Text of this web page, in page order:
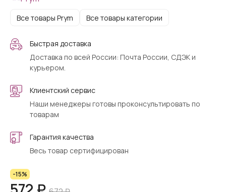
Все товары Prym Все товары категории
Быстрая доставка
Доставка по всей России: Почта России, СДЭК и
курьером.
Клиентский сервис
Наши менеджеры готовы проконсультировать по
товарам
Гарантия качества
Весь товар сертифицирован
-15%